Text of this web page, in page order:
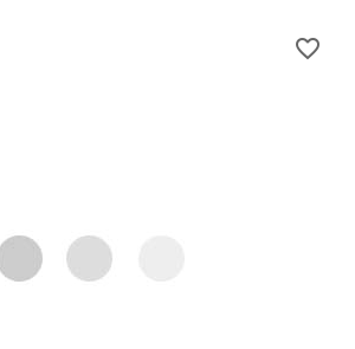
favorite_border